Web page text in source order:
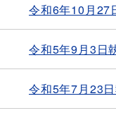
令和6年10月27
令和5年9月3日
令和5年7月23